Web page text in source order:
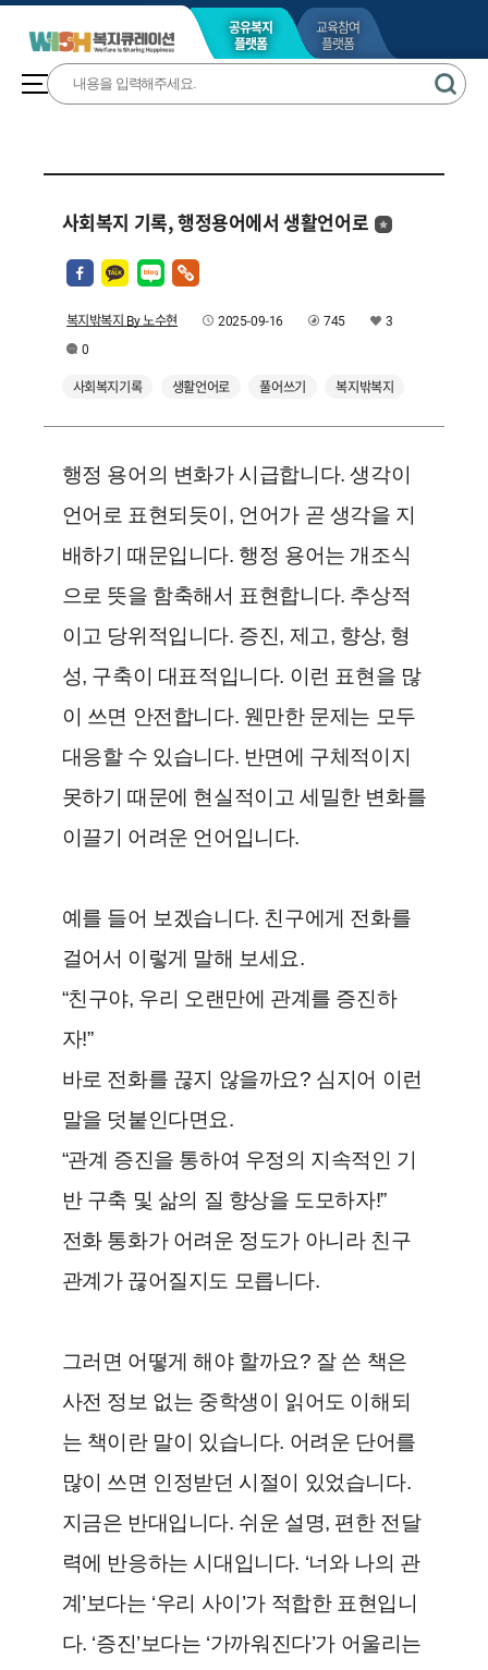
공유복지
플랫폼
교육참여
플랫폼
사회복지 기록, 행정용어에서 생활언어로
복지밖복지 By 노수현 2025-09-16 745
3
0
사회복지기록
생활언어로 풀어쓰기 복지밖복지
행정 용어의 변화가 시급합니다. 생각이
언어로 표현되듯이, 언어가 곧 생각을 지
배하기 때문입니다. 행정 용어는 개조식
으로 뜻을 함축해서 표현합니다. 추상적
이고 당위적입니다. 증진, 제고, 향상, 형
성, 구축이 대표적입니다. 이런 표현을 많
이 쓰면 안전합니다. 웬만한 문제는 모두
대응할 수 있습니다. 반면에 구체적이지
못하기 때문에 현실적이고 세밀한 변화를
이끌기 어려운 언어입니다.
예를 들어 보겠습니다. 친구에게 전화를
걸어서 이렇게 말해 보세요.
“친구야, 우리 오랜만에 관계를 증진하
자!”
바로 전화를 끊지 않을까요? 심지어 이런
말을 덧붙인다면요.
“관계 증진을 통하여 우정의 지속적인 기
반 구축 및 삶의 질 향상을 도모하자!”
전화 통화가 어려운 정도가 아니라 친구
관계가 끊어질지도 모릅니다.
그러면 어떻게 해야 할까요? 잘 쓴 책은
사전 정보 없는 중학생이 읽어도 이해되
는 책이란 말이 있습니다. 어려운 단어를
많이 쓰면 인정받던 시절이 있었습니다.
지금은 반대입니다. 쉬운 설명, 편한 전달
력에 반응하는 시대입니다. ‘너와 나의 관
계’보다는 ‘우리 사이’가 적합한 표현입니
다. ‘증진’보다는 ‘가까워진다’가 어울리는